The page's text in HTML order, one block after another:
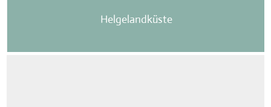
Helgelandküste